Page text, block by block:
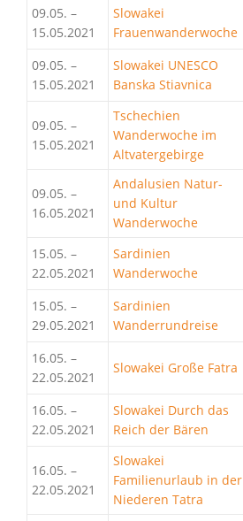
09.05. –
15.05.2021
Slowakei
Frauenwanderwoche
09.05. –
15.05.2021
Slowakei UNESCO
Banska Stiavnica
09.05. –
15.05.2021
Tschechien
Wanderwoche im
Altvatergebirge
09.05. –
16.05.2021
Andalusien Natur-
und Kultur
Wanderwoche
15.05. –
22.05.2021
Sardinien
Wanderwoche
15.05. –
29.05.2021
Sardinien
Wanderrundreise
16.05. –
22.05.2021
Slowakei Große Fatra
16.05. –
22.05.2021
Slowakei Durch das
Reich der Bären
16.05. –
22.05.2021
Slowakei
Familienurlaub in der
Niederen Tatra